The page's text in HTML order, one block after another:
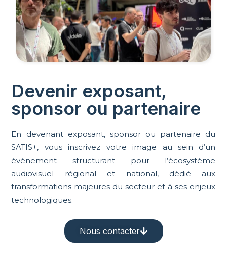
Devenir exposant,
sponsor ou partenaire
En devenant exposant, sponsor ou partenaire du
SATIS+, vous inscrivez votre image au sein d’un
événement structurant pour l’écosystème
audiovisuel régional et national, dédié aux
transformations majeures du secteur et à ses enjeux
technologiques.
Nous contacter